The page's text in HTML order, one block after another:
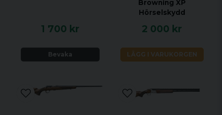
1 700 kr
Bevaka
Browning XP
Hörselskydd
2 000 kr
LÄGG I VARUKORGEN
products/firearms/rifles/bolt-rifles/x-bolt/x-bolt-sf-
hunter-ii-monte-carlo-threaded.html